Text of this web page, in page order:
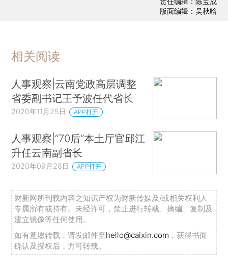
版面编辑：吴秋晗
相关阅读
人事观察|云南党政高层调整
省委副书记王予波任代省长
2020年11月25日 APP打开
人事观察|“70后”本土厅官邱江
升任云南副省长
2020年09月28日 APP打开
财新网所刊载内容之知识产权为财新传媒及/或相关权利人
专属所有或持有。未经许可，禁止进行转载、摘编、复制及
建立镜像等任何使用。
如有意愿转载，请发邮件至hello@caixin.com ，获得书面
确认及授权后，方可转载。